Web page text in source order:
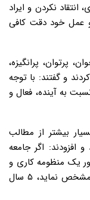
انتقاد نکردن و ایراد
و عمل خود دقت کافی
پرتوان، پرانگیزه،
و گفتند: با توجه
به آینده، فعال و
بیشتر از مطالب
افزودند: اگر جامعه
یک منظومه کاری و
ارزشی تنظیم کند و راه رفتن به سمت آن را مشخص نماید، ۵ سال